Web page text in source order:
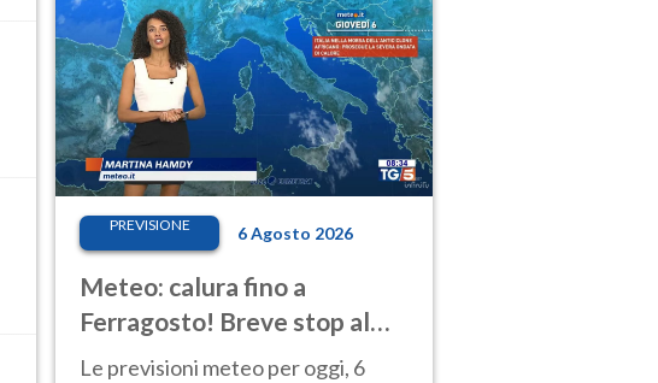
PREVISIONE 6 Agosto 2026
Meteo: calura fino a
Ferragosto! Breve stop al
Nord tra 7 e 9 agosto
Le previsioni meteo per oggi, 6